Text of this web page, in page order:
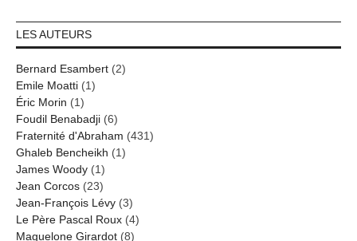
LES AUTEURS
Bernard Esambert (2)
Emile Moatti (1)
Éric Morin (1)
Foudil Benabadji (6)
Fraternité d'Abraham (431)
Ghaleb Bencheikh (1)
James Woody (1)
Jean Corcos (23)
Jean-François Lévy (3)
Le Père Pascal Roux (4)
Maguelone Girardot (8)